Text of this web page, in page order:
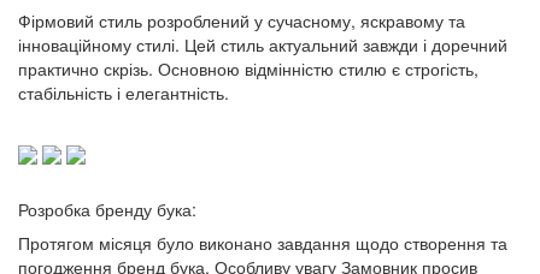
Фірмовий стиль розроблений у сучасному, яскравому та
інноваційному стилі. Цей стиль актуальний завжди і доречний
практично скрізь. Основною відмінністю стилю є строгість,
стабільність і елегантність.
Розробка бренду бука:
Протягом місяця було виконано завдання щодо створення та
погодження бренд бука. Особливу увагу Замовник просив